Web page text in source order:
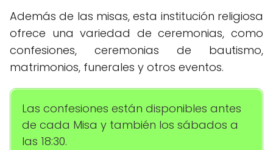
Además de las misas, esta institución religiosa
ofrece una variedad de ceremonias, como
confesiones, ceremonias de bautismo,
matrimonios, funerales y otros eventos.
Las confesiones están disponibles antes
de cada Misa y también los sábados a
las 18:30.